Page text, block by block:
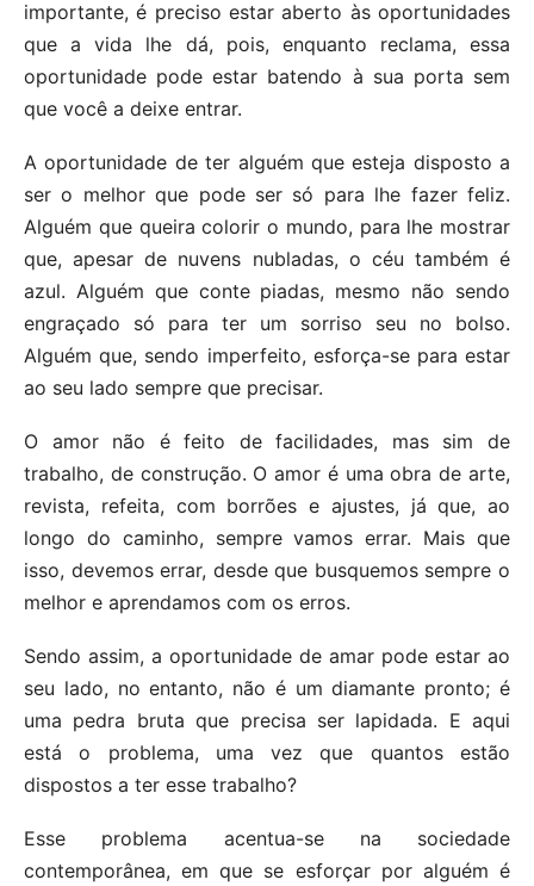
importante, é preciso estar aberto às oportunidades
que a vida lhe dá, pois, enquanto reclama, essa
oportunidade pode estar batendo à sua porta sem
que você a deixe entrar.
A oportunidade de ter alguém que esteja disposto a
ser o melhor que pode ser só para lhe fazer feliz.
Alguém que queira colorir o mundo, para lhe mostrar
que, apesar de nuvens nubladas, o céu também é
azul. Alguém que conte piadas, mesmo não sendo
engraçado só para ter um sorriso seu no bolso.
Alguém que, sendo imperfeito, esforça-se para estar
ao seu lado sempre que precisar.
O amor não é feito de facilidades, mas sim de
trabalho, de construção. O amor é uma obra de arte,
revista, refeita, com borrões e ajustes, já que, ao
longo do caminho, sempre vamos errar. Mais que
isso, devemos errar, desde que busquemos sempre o
melhor e aprendamos com os erros.
Sendo assim, a oportunidade de amar pode estar ao
seu lado, no entanto, não é um diamante pronto; é
uma pedra bruta que precisa ser lapidada. E aqui
está o problema, uma vez que quantos estão
dispostos a ter esse trabalho?
Esse problema acentua-se na sociedade
contemporânea, em que se esforçar por alguém é